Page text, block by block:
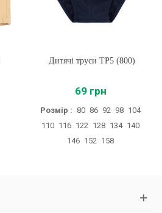
Дитячі труси ТР5 (800)
69 грн
Розмір : 80 86 92 98 104
110 116 122 128 134 140
146 152 158